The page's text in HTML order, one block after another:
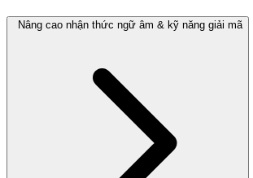
Nâng cao nhận thức ngữ âm & kỹ năng giải mã